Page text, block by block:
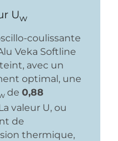
Uw
coulissante
Veka Softline
avec un
optimal, une
de0,88
valeur U, ou
de
thermique,